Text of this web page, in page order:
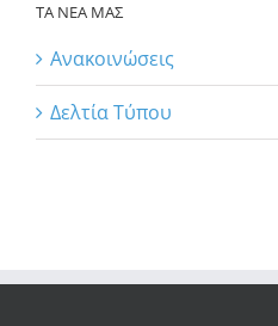
ΤΑ ΝΕΑ ΜΑΣ
Ανακοινώσεις
Δελτία Τύπου